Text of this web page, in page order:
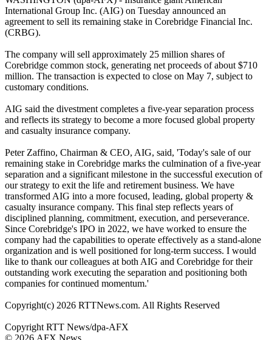
International Group Inc. (AIG) on Tuesday announced an
agreement to sell its remaining stake in Corebridge Financial Inc.
(CRBG).
The company will sell approximately 25 million shares of
Corebridge common stock, generating net proceeds of about $710
million. The transaction is expected to close on May 7, subject to
customary conditions.
AIG said the divestment completes a five-year separation process
and reflects its strategy to become a more focused global property
and casualty insurance company.
Peter Zaffino, Chairman & CEO, AIG, said, 'Today's sale of our
remaining stake in Corebridge marks the culmination of a five-year
separation and a significant milestone in the successful execution of
our strategy to exit the life and retirement business. We have
transformed AIG into a more focused, leading, global property &
casualty insurance company. This final step reflects years of
disciplined planning, commitment, execution, and perseverance.
Since Corebridge's IPO in 2022, we have worked to ensure the
company had the capabilities to operate effectively as a stand-alone
organization and is well positioned for long-term success. I would
like to thank our colleagues at both AIG and Corebridge for their
outstanding work executing the separation and positioning both
companies for continued momentum.'
Copyright(c) 2026 RTTNews.com. All Rights Reserved
Copyright RTT News/dpa-AFX
© 2026 AFX News